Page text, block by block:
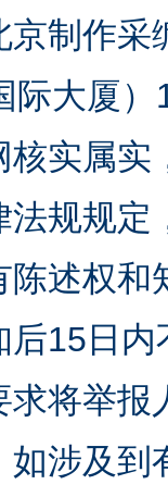
制作
际大厦
实属
规规
述权
后15日
求将举
涉及